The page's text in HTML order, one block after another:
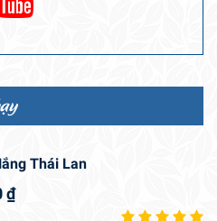
Thái Lan
₫